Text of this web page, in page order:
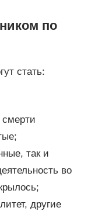
по
стать:
так и
во
другие